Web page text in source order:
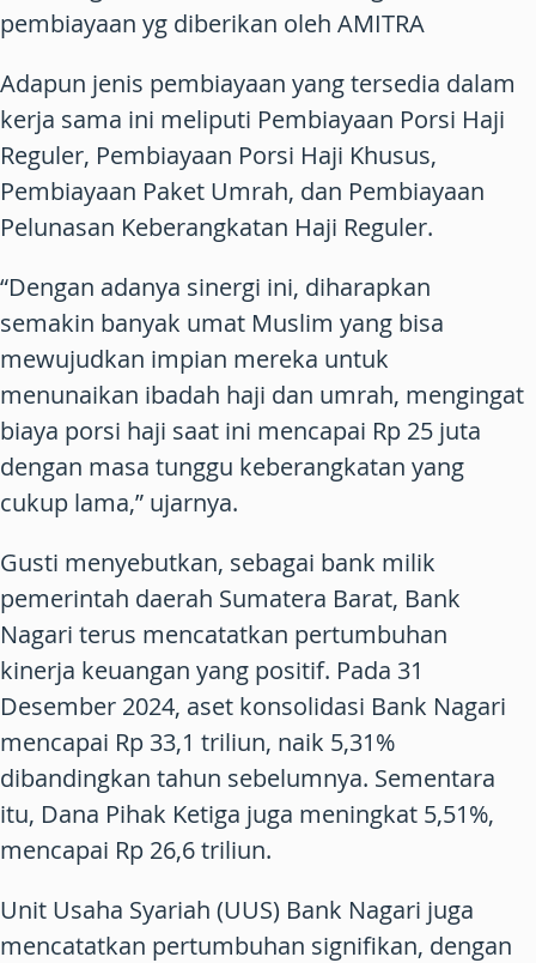
pembiayaan yg diberikan oleh AMITRA
Adapun jenis pembiayaan yang tersedia dalam
kerja sama ini meliputi Pembiayaan Porsi Haji
Reguler, Pembiayaan Porsi Haji Khusus,
Pembiayaan Paket Umrah, dan Pembiayaan
Pelunasan Keberangkatan Haji Reguler.
“Dengan adanya sinergi ini, diharapkan
semakin banyak umat Muslim yang bisa
mewujudkan impian mereka untuk
menunaikan ibadah haji dan umrah, mengingat
biaya porsi haji saat ini mencapai Rp 25 juta
dengan masa tunggu keberangkatan yang
cukup lama,” ujarnya.
Gusti menyebutkan, sebagai bank milik
pemerintah daerah Sumatera Barat, Bank
Nagari terus mencatatkan pertumbuhan
kinerja keuangan yang positif. Pada 31
Desember 2024, aset konsolidasi Bank Nagari
mencapai Rp 33,1 triliun, naik 5,31%
dibandingkan tahun sebelumnya. Sementara
itu, Dana Pihak Ketiga juga meningkat 5,51%,
mencapai Rp 26,6 triliun.
Unit Usaha Syariah (UUS) Bank Nagari juga
mencatatkan pertumbuhan signifikan, dengan